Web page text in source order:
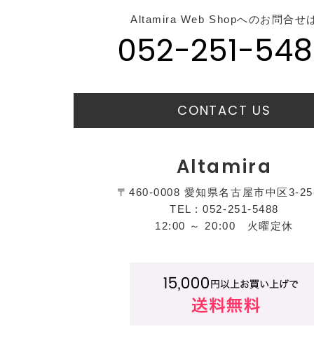
Altamira Web Shopへのお問合せ
052-251-
CONTACT US
Altamira
〒460-0008 愛知県名古屋市中区3-
TEL : 052-251-5488
12:00 ～ 20:00 火曜定休